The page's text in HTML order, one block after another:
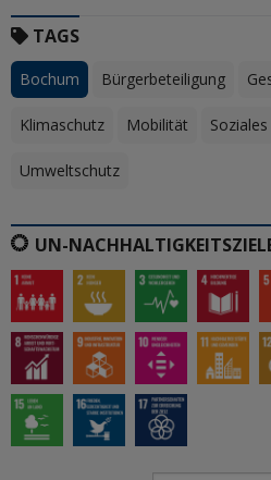
TAGS
Bochum Bürgerbeteiligung
Klimaschutz Mobilität Soziales
Umweltschutz
UN-